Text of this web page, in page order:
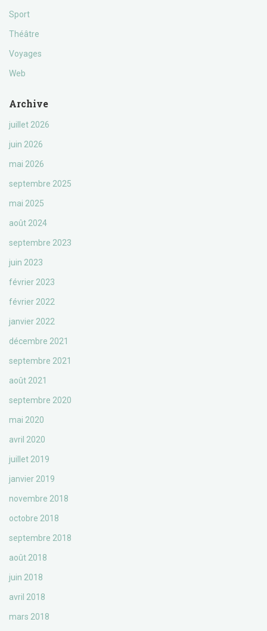
Sport
Théâtre
Voyages
Web
Archive
juillet 2026
juin 2026
mai 2026
septembre 2025
mai 2025
août 2024
septembre 2023
juin 2023
février 2023
février 2022
janvier 2022
décembre 2021
septembre 2021
août 2021
septembre 2020
mai 2020
avril 2020
juillet 2019
janvier 2019
novembre 2018
octobre 2018
septembre 2018
août 2018
juin 2018
avril 2018
mars 2018